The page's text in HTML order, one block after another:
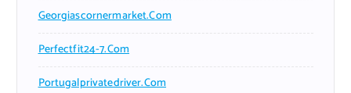
Georgiascornermarket.com
Perfectfit24-7.com
Portugalprivatedriver.com